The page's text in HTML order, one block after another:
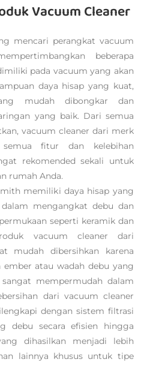
Vacuum Cleaner
mencari perangkat vacuum
beberapa
pada vacuum yang akan
daya hisap yang kuat,
mudah dibongkar dan
yang baik. Dari semua
vacuum cleaner dari merk
fitur dan kelebihan
rekomended sekali untuk
rumah Anda.
memiliki daya hisap yang
mengangkat debu dan
seperti keramik dan
vacuum cleaner dari
mudah dibersihkan karena
atau wadah debu yang
mempermudah dalam
dari vacuum cleaner
dengan sistem filtrasi
debu secara efisien hingga
dihasilkan menjadi lebih
lainnya khusus untuk tipe